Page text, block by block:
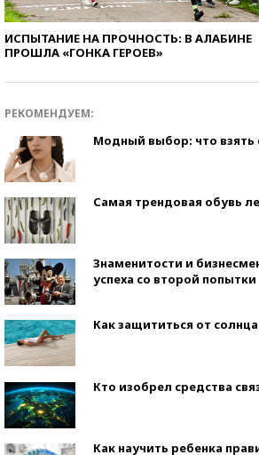
ИСПЫТАНИЕ НА ПРОЧНОСТЬ: В АЛАБИНЕ
ПРОШЛА «ГОНКА ГЕРОЕВ»
РЕКОМЕНДУЕМ:
Модный выбор: что взять
Самая трендовая обувь
Знаменитости и
успеха со второй попытки
Как защититься от
Кто изобрел средства
Как научить ребенка